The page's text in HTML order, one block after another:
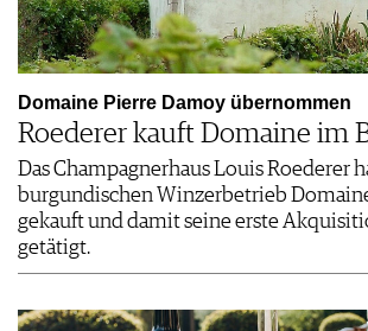
Domaine Pierre Damoy übernommen
Roederer kauft Domaine im
Das Champagnerhaus Louis Roederer
burgundischen Winzerbetrieb
gekauft und damit seine erste
getätigt.